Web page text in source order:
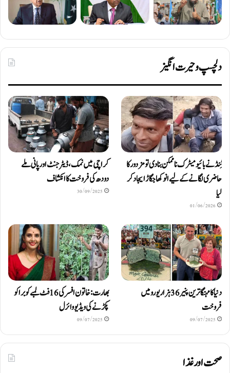
دلچسپ و حیرت انگیز
ٹِنڈ نے بائیومیٹرک ناممکن بنا دی تو مزدور کا
حاضری لگانے کے لیے انوکھا جگاڑ ایجاد کر
لیا
01/06/2026
کراچی میں نمک، ڈیٹرجنٹ اور پانی ملے
دودھ کی فروخت کا انکشاف
30/09/2025
دنیا کا مہنگا ترین پنیر 36 ہزار یورو میں
فروخت
09/07/2025
بھارت: خاتون افسر کی 16 فٹ لمبے کوبرا کو
پکڑنے کی ویڈیو وائرل
09/07/2025
صحت اور غذا